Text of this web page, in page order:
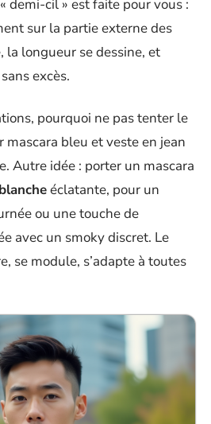
demi-cil » est faite pour vous :
sur la partie externe des
la longueur se dessine, et
excès.
pourquoi ne pas tenter le
mascara bleu et veste en jean
Autre idée : porter un mascara
éclatante, pour un
ou une touche de
avec un smoky discret. Le
se module, s’adapte à toutes